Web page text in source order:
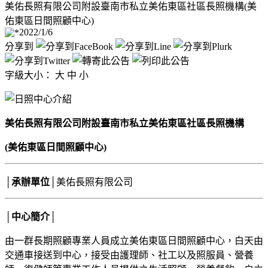
美佑長照有限公司附設臺南市私立美佑東區社區長照機構(美
佑東區日間照顧中心)
2022/1/6
分享到
字級大小： 大 中 小
美佑長照有限公司附設臺南市私立美佑東區社區長照機構
(美佑東區日間照顧中心)
│承辦單位│ 美佑長照有限公司
│中心簡介│
由一群長期照顧專業人員成立美佑東區日間照顧中心，白天由
交通車接送到中心，接受由護理師、社工以及照服員、營養